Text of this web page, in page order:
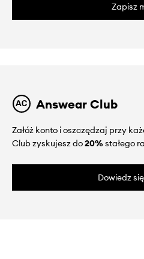
Zapisz
Answear Club
Załóż konto i oszczędzaj przy
Club zyskujesz do20%stałego
Dowiedz